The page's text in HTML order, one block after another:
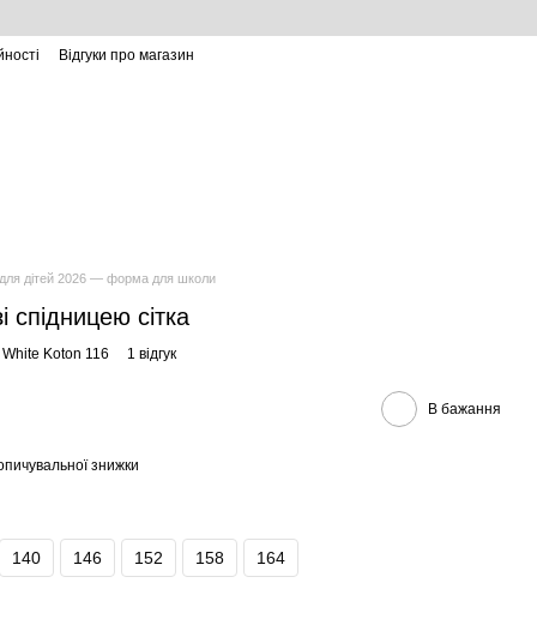
Відгуки про магазин
дітей 2026 — форма для школи
спідницею сітка
Koton 116 1 відгук
В бажання
знижки
140 146 152 158 164